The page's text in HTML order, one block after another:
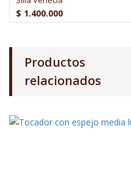
$ 1.400.000
Productos
relacionados